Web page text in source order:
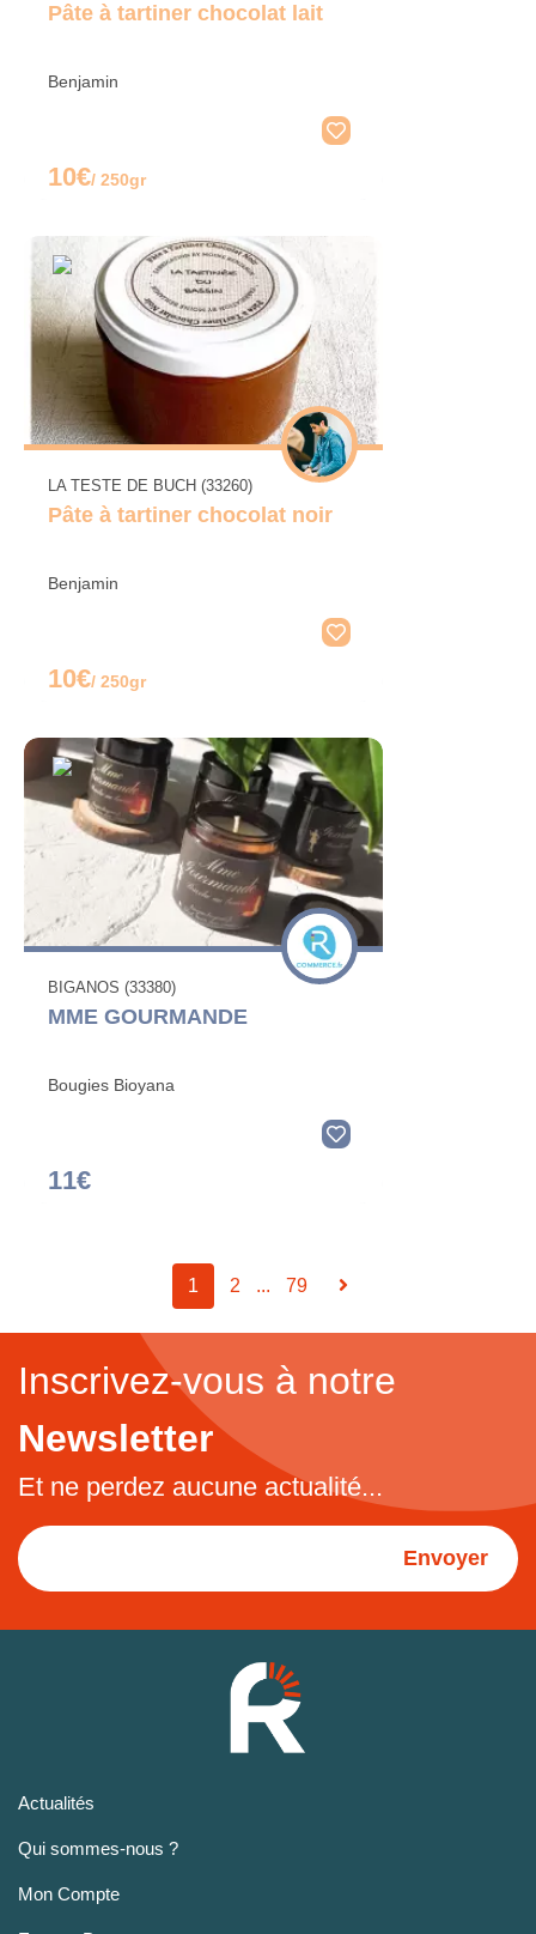
Pâte à tartiner chocolat lait
Benjamin
10€/ 250gr
LA TESTE DE BUCH (33260)
Pâte à tartiner chocolat noir
Benjamin
10€/ 250gr
BIGANOS (33380)
MME GOURMANDE
Bougies Bioyana
11€
1 2 ... 79
Inscrivez-vous à notre
Newsletter
Et ne perdez aucune actualité...
Envoyer
Actualités
Qui sommes-nous ?
Mon Compte